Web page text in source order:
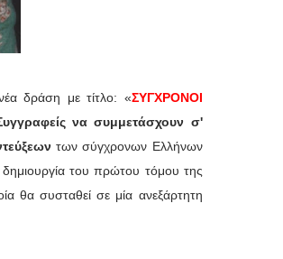
δράση με τίτλο: «ΣΥΓΧΡΟΝΟΙ
να συμμετάσχουν σ'
των σύγχρονων Ελλήνων
δημιουργία του πρώτου τόμου της
θα συσταθεί σε μία ανεξάρτητη